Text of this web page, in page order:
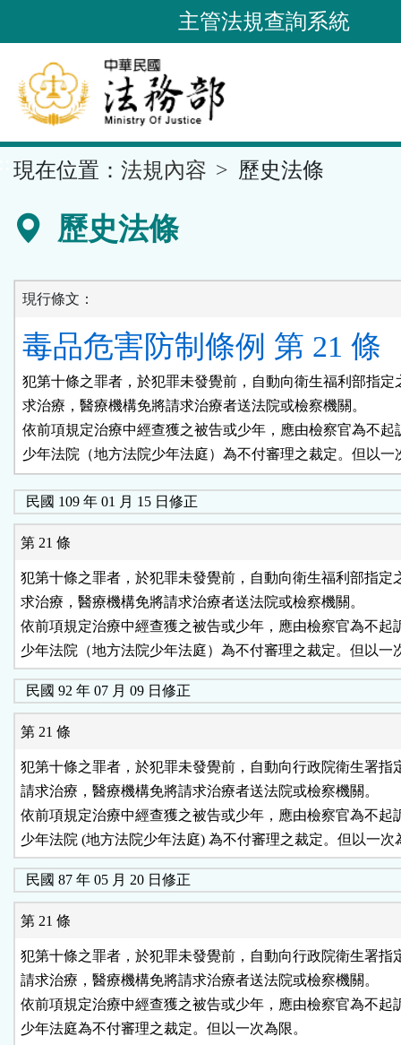
到
要
內
容
區
主管法規查詢系統
現在位置： 法規內容 歷史法條
歷史法條
現行條文：
毒品危害防制條例 第 21 條
犯第十條之罪者，於犯罪未發覺前，自動向衛生福利部指定
求治療，醫療機構免將請求治療者送法院或檢察機關。
依前項規定治療中經查獲之被告或少年，應由檢察官為不起
少年法院（地方法院少年法庭）為不付審理之裁定。但以一
民國 109 年 01 月 15 日修正
第 21 條
犯第十條之罪者，於犯罪未發覺前，自動向衛生福利部指定
求治療，醫療機構免將請求治療者送法院或檢察機關。
依前項規定治療中經查獲之被告或少年，應由檢察官為不起
少年法院（地方法院少年法庭）為不付審理之裁定。但以一
民國 92 年 07 月 09 日修正
第 21 條
犯第十條之罪者，於犯罪未發覺前，自動向行政院衛生署指
請求治療，醫療機構免將請求治療者送法院或檢察機關。
依前項規定治療中經查獲之被告或少年，應由檢察官為不起
少年法院 (地方法院少年法庭) 為不付審理之裁定。但以一次
民國 87 年 05 月 20 日修正
第 21 條
犯第十條之罪者，於犯罪未發覺前，自動向行政院衛生署指
請求治療，醫療機構免將請求治療者送法院或檢察機關。
依前項規定治療中經查獲之被告或少年，應由檢察官為不起